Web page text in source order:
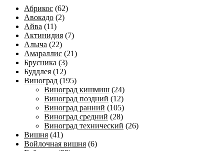
Абрикос (62)
Авокадо (2)
Айва (11)
Актинидия (7)
Алыча (22)
Амараллис (21)
Брусника (3)
Буддлея (12)
Виноград (195)
Виноград кишмиш (24)
Виноград поздний (12)
Виноград ранний (105)
Виноград средний (28)
Виноград технический (26)
Вишня (41)
Войлочная вишня (6)